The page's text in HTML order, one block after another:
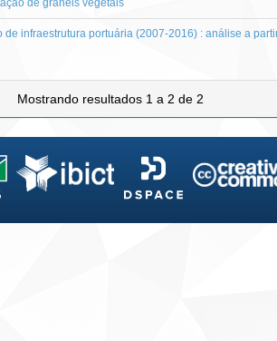
infraestrutura portuária (2007-2016) : análise a
Mostrando resultados 1 a 2 de 2